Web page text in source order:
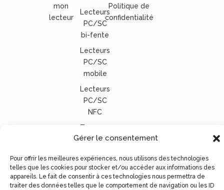
Gérer le consentement
Pour offrir les meilleures expériences, nous utilisons des technologies
telles que les cookies pour stocker et/ou accéder aux informations des
appareils. Le fait de consentir à ces technologies nous permettra de
traiter des données telles que le comportement de navigation ou les ID
mon
lecteur
Lecteurs
PC/SC
bi-fente
Lecteurs
PC/SC
mobile
Lecteurs
PC/SC
NFC
Tous nos
lecteurs
vitale
Politique de
confidentialité
© Ugocom Paris – Avignon Création Site Internet –